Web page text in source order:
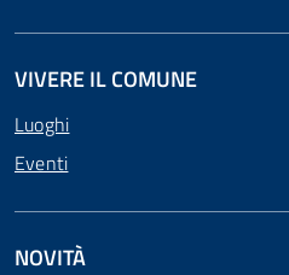
VIVERE IL COMUNE
Luoghi
Eventi
NOVITÀ